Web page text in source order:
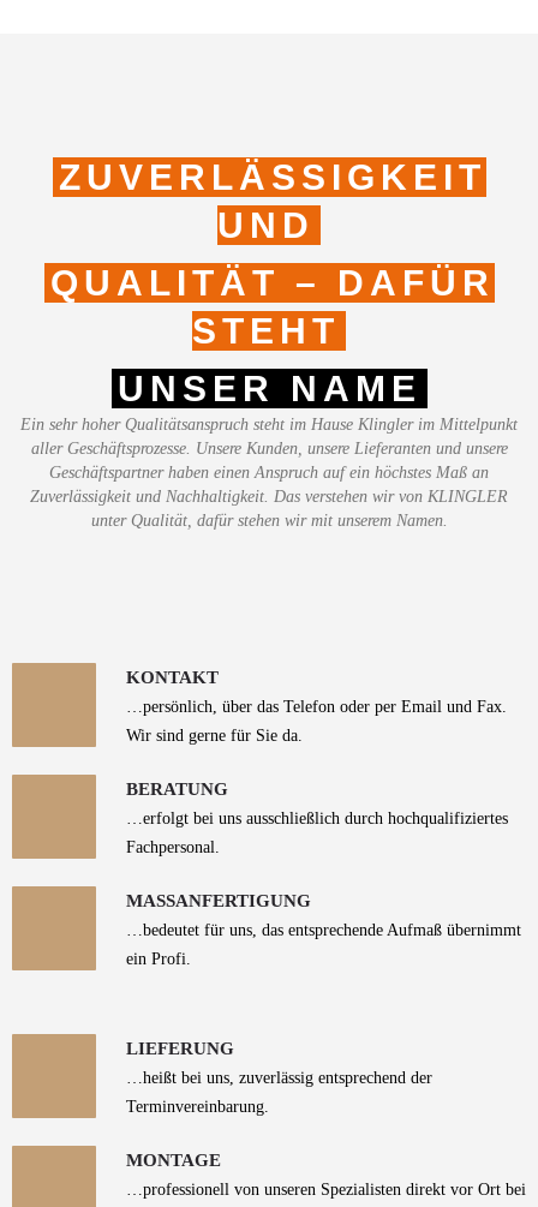
ZUVERLÄSSIGKEIT
UND
QUALITÄT – DAFÜR
STEHT
UNSER NAME
Ein sehr hoher Qualitätsanspruch steht im Hause Klingler im Mittelpunkt
aller Geschäftsprozesse. Unsere Kunden, unsere Lieferanten und unsere
Geschäftspartner haben einen Anspruch auf ein höchstes Maß an
Zuverlässigkeit und Nachhaltigkeit. Das verstehen wir von KLINGLER
unter Qualität, dafür stehen wir mit unserem Namen.
KONTAKT
…persönlich, über das Telefon oder per Email und Fax.
Wir sind gerne für Sie da.
BERATUNG
…erfolgt bei uns ausschließlich durch hochqualifiziertes
Fachpersonal.
MASSANFERTIGUNG
…bedeutet für uns, das entsprechende Aufmaß übernimmt
ein Profi.
LIEFERUNG
…heißt bei uns, zuverlässig entsprechend der
Terminvereinbarung.
MONTAGE
…professionell von unseren Spezialisten direkt vor Ort bei